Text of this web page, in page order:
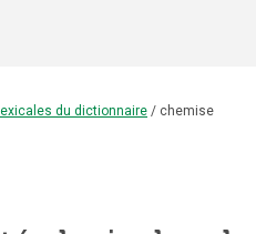
du dictionnaire / chemise